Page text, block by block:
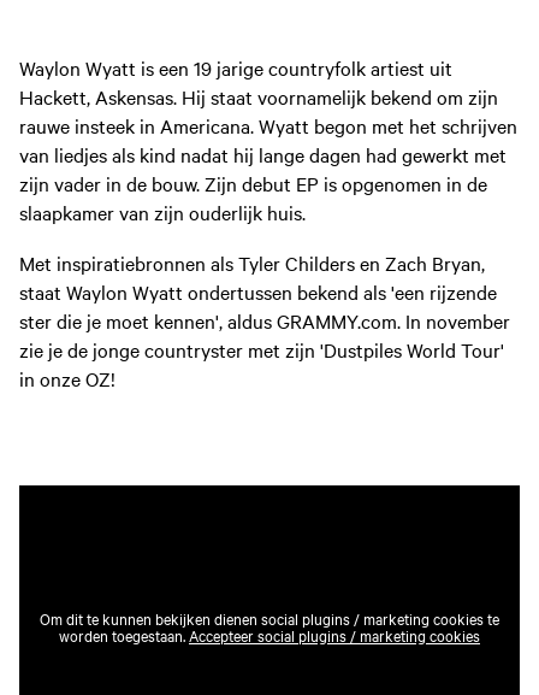
Waylon Wyatt is een 19 jarige countryfolk artiest uit
Hackett, Askensas. Hij staat voornamelijk bekend om zijn
rauwe insteek in Americana. Wyatt begon met het schrijven
van liedjes als kind nadat hij lange dagen had gewerkt met
zijn vader in de bouw. Zijn debut EP is opgenomen in de
slaapkamer van zijn ouderlijk huis.
Met inspiratiebronnen als Tyler Childers en Zach Bryan,
staat Waylon Wyatt ondertussen bekend als 'een rijzende
ster die je moet kennen', aldus GRAMMY.com. In november
zie je de jonge countryster met zijn 'Dustpiles World Tour'
in onze OZ!
Om dit te kunnen bekijken dienen social plugins / marketing cookies te
worden toegestaan.Accepteer social plugins / marketing cookies